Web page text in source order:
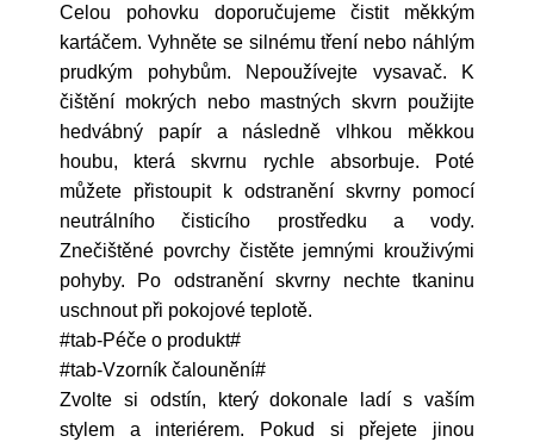
Celou pohovku doporučujeme čistit měkkým
kartáčem. Vyhněte se silnému tření nebo náhlým
prudkým pohybům. Nepoužívejte vysavač. K
čištění mokrých nebo mastných skvrn použijte
hedvábný papír a následně vlhkou měkkou
houbu, která skvrnu rychle absorbuje. Poté
můžete přistoupit k odstranění skvrny pomocí
neutrálního čisticího prostředku a vody.
Znečištěné povrchy čistěte jemnými krouživými
pohyby. Po odstranění skvrny nechte tkaninu
uschnout při pokojové teplotě.
#tab-Péče o produkt#
#tab-Vzorník čalounění#
Zvolte si odstín, který dokonale ladí s vaším
stylem a interiérem. Pokud si přejete jinou